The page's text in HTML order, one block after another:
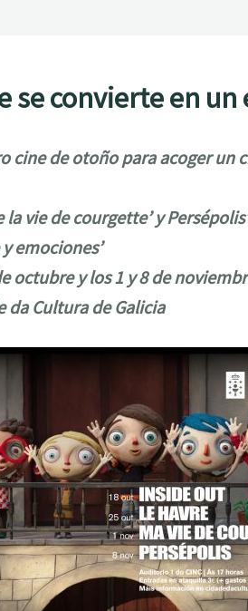
se convierte en
cine de otoño para acoger un
la vie de courgette’ y
emociones’
octubre y los 1 y 8 de
da Cultura de Galicia